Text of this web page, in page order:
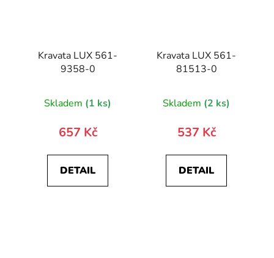
Kravata LUX 561-
9358-0
Skladem (1 ks)
657 Kč
DETAIL
Kravata LUX 561-
81513-0
Skladem (2 ks)
537 Kč
DETAIL